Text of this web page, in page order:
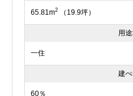
65.81m2 （19.9坪）
用
一住
建
60％